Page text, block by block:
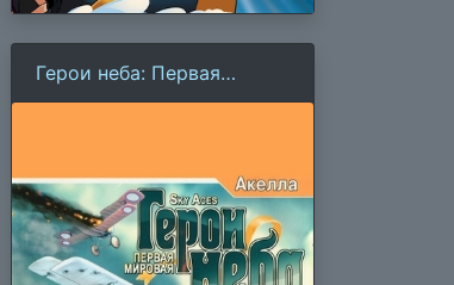
Герои неба: Первая
мировая